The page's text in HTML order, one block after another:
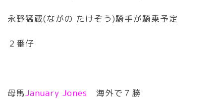
永野猛蔵(ながの たけぞう)騎手が騎乗予定
２番仔
母馬January Jones 海外で７勝